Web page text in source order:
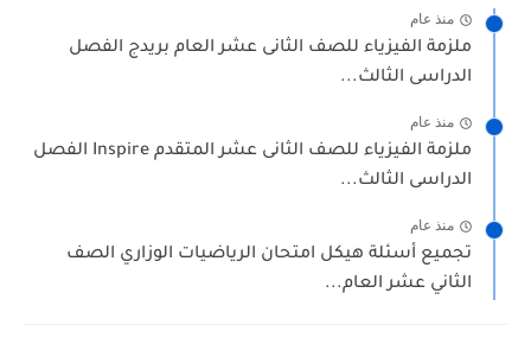
منذ عام
ملزمة الفيزياء للصف الثانى عشر العام بريدج الفصل
الدراسى الثالث...
منذ عام
ملزمة الفيزياء للصف الثانى عشر المتقدم Inspire الفصل
الدراسى الثالث...
منذ عام
تجميع أسئلة هيكل امتحان الرياضيات الوزاري الصف
الثاني عشر العام...